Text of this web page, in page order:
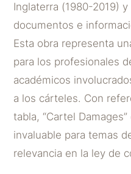
Inglaterra (1980-2019)
documentos e
Esta obra representa
para los profesionales
académicos
a los cárteles. Con
tabla, “Cartel
invaluable para temas
relevancia en la ley de